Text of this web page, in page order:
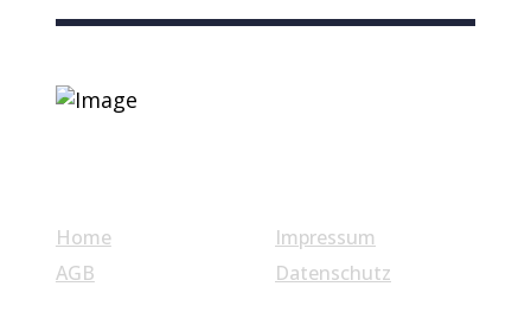
Home
AGB
Impressum
Datenschutz